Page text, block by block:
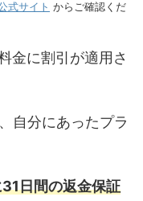
式サイト からご確認くだ
金に割引が適用さ
自分にあったプラ
日間の返金保証